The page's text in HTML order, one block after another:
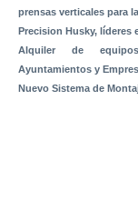
prensas verticales para
Precision Husky, líderes
Alquiler de
Ayuntamientos y
Nuevo Sistema de